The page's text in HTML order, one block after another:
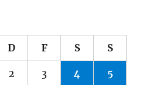
D F S S
2 3 4 5